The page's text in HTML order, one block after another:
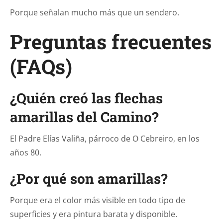
Porque señalan mucho más que un sendero.
Preguntas frecuentes
(FAQs)
¿Quién creó las flechas
amarillas del Camino?
El Padre Elías Valiña, párroco de O Cebreiro, en los
años 80.
¿Por qué son amarillas?
Porque era el color más visible en todo tipo de
superficies y era pintura barata y disponible.